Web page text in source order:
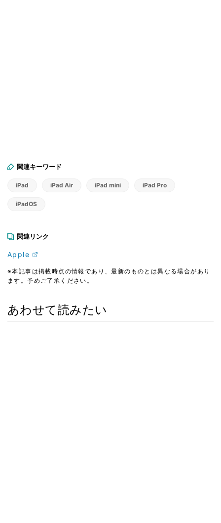
関連キーワード
iPad iPad Air iPad mini iPad Pro
iPadOS
関連リンク
Apple
※本記事は掲載時点の情報であり、最新のものとは異なる場合があり
ます。予めご了承ください。
あわせて読みたい